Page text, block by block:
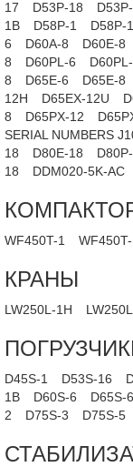
17
D53P-18
1B
D58P-1 D58P-
6
D60A-8 D60E-8
8
D60PL-6
8
D65E-6 D65E-8
12H
D65EX-12U
8
D65PX-12
SERIAL NUMBERS
18
D80E-18
18
DDM020-5K-AC
WF450T-1
КРАНЫ
LW250L-1H
D45S-1 D53S-16
1B
D60S-6 D65S-6
2
D75S-3 D75S-5